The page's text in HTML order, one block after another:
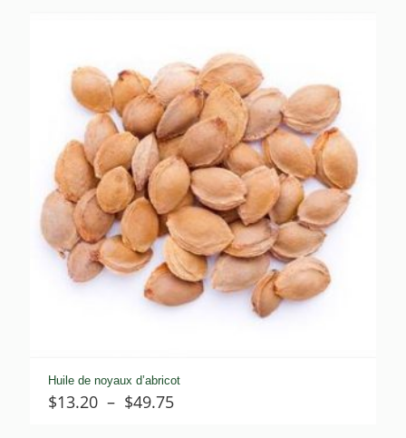
$19.00
Huile de noyaux d’abricot
$13.20 – $49.75Plage